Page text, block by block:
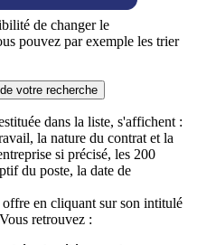
de changer le
pouvez par exemple les trier
votre recherche
dans la liste, s'affichent :
la nature du contrat et la
si précisé, les 200
du poste, la date de
en cliquant sur son intitulé
retrouvez :